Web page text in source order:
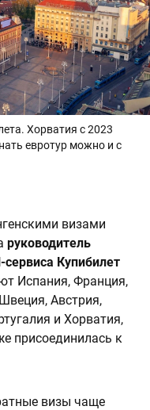
Хорватия с 2023
евротур можно и с
визами
руководитель
Купибилет
Испания, Франция,
Австрия,
и Хорватия,
присоединилась к
визы чаще